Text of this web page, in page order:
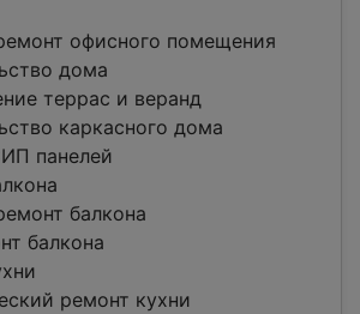
офисного помещения
дома
террас и веранд
каркасного дома
панелей
балкона
балкона
ремонт кухни